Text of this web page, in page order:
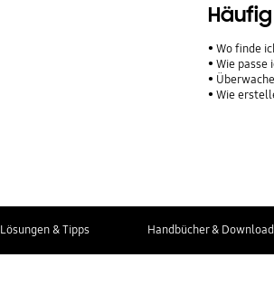
Wo finde
Wie passe
Wie
Lösungen & Tipps Handbücher &